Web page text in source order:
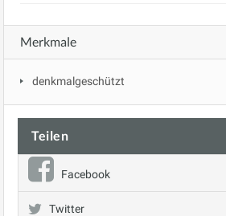
Merkmale
denkmalgeschützt
Teilen
Facebook
Twitter